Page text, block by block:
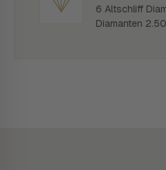
6 Altschliff
Diamanten